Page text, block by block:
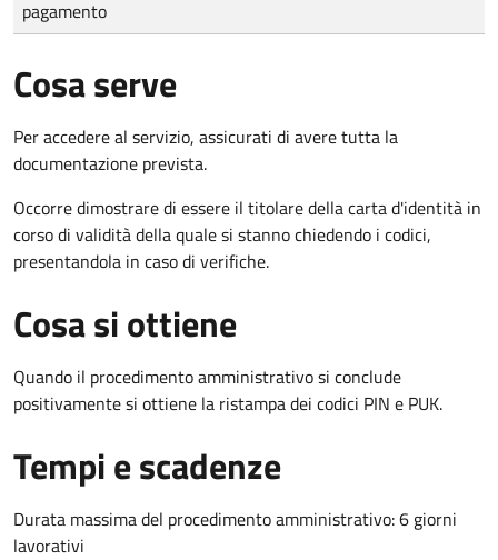
pagamento
Cosa serve
Per accedere al servizio, assicurati di avere tutta la
documentazione prevista.
Occorre dimostrare di essere il titolare della carta d'identità in
corso di validità della quale si stanno chiedendo i codici,
presentandola in caso di verifiche.
Cosa si ottiene
Quando il procedimento amministrativo si conclude
positivamente si ottiene la ristampa dei codici PIN e PUK.
Tempi e scadenze
Durata massima del procedimento amministrativo: 6 giorni
lavorativi